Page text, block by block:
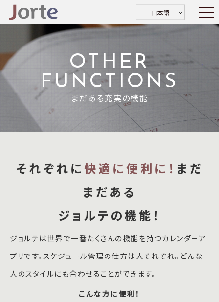
日本語
OTHER
FUNCTIONS
まだある充実の機能
それぞれに 快適に便利に！ まだ
まだある
ジョルテの機能！
ジョルテは世界で一番たくさんの機能を持つカレンダーア
プリです。スケジュール管理の仕方は人それぞれ。どんな
人のスタイルにも合わせることができます。
こんな方に便利！